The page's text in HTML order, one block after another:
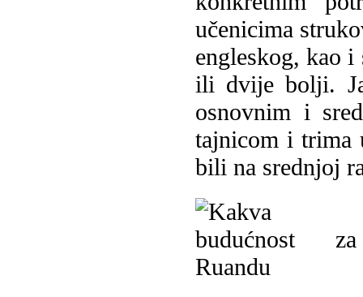
učenicima
engleskog, kao
ili dvije bolji.
osnovnim i
tajnicom i trima
bili na srednjoj